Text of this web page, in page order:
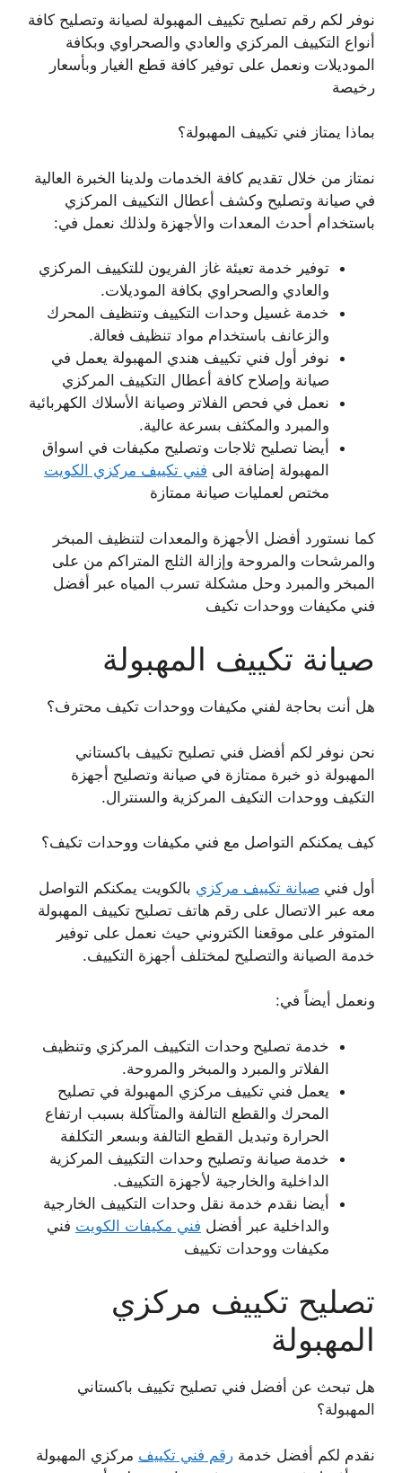
نوفر لكم رقم تصليح تكييف المهبولة لصيانة وتصليح كافة
أنواع التكييف المركزي والعادي والصحراوي وبكافة
الموديلات ونعمل على توفير كافة قطع الغيار وبأسعار
رخيصة
بماذا يمتاز فني تكييف المهبولة؟
نمتاز من خلال تقديم كافة الخدمات ولدينا الخبرة العالية
في صيانة وتصليح وكشف أعطال التكييف المركزي
باستخدام أحدث المعدات والأجهزة ولذلك نعمل في:
توفير خدمة تعبئة غاز الفريون للتكييف المركزي
والعادي والصحراوي بكافة الموديلات.
خدمة غسيل وحدات التكييف وتنظيف المحرك
والزعانف باستخدام مواد تنظيف فعالة.
نوفر أول فني تكييف هندي المهبولة يعمل في
صيانة وإصلاح كافة أعطال التكييف المركزي
نعمل في فحص الفلاتر وصيانة الأسلاك الكهربائية
والمبرد والمكثف بسرعة عالية.
أيضا تصليح ثلاجات وتصليح مكيفات في اسواق
المهبولة إضافة الى فني تكييف مركزي الكويت
مختص لعمليات صيانة ممتازة
كما نستورد أفضل الأجهزة والمعدات لتنظيف المبخر
والمرشحات والمروحة وإزالة الثلج المتراكم من على
المبخر والمبرد وحل مشكلة تسرب المياه عبر أفضل
فني مكيفات ووحدات تكيف
صيانة تكييف المهبولة
هل أنت بحاجة لفني مكيفات ووحدات تكيف محترف؟
نحن نوفر لكم أفضل فني تصليح تكييف باكستاني
المهبولة ذو خبرة ممتازة في صيانة وتصليح أجهزة
التكيف ووحدات التكيف المركزية والسنترال.
كيف يمكنكم التواصل مع فني مكيفات ووحدات تكيف؟
أول فني صيانة تكييف مركزي بالكويت يمكنكم التواصل
معه عبر الاتصال على رقم هاتف تصليح تكييف المهبولة
المتوفر على موقعنا الكتروني حيث نعمل على توفير
خدمة الصيانة والتصليح لمختلف أجهزة التكييف.
ونعمل أيضاً في:
خدمة تصليح وحدات التكييف المركزي وتنظيف
الفلاتر والمبرد والمبخر والمروحة.
يعمل فني تكييف مركزي المهبولة في تصليح
المحرك والقطع التالفة والمتآكلة بسبب ارتفاع
الحرارة وتبديل القطع التالفة وبسعر التكلفة
خدمة صيانة وتصليح وحدات التكييف المركزية
الداخلية والخارجية لأجهزة التكييف.
أيضا نقدم خدمة نقل وحدات التكييف الخارجية
والداخلية عبر أفضل فني مكيفات الكويت فني
مكيفات ووحدات تكييف
تصليح تكييف مركزي
المهبولة
هل تبحث عن أفضل فني تصليح تكييف باكستاني
المهبولة؟
نقدم لكم أفضل خدمة رقم فني تكييف مركزي المهبولة